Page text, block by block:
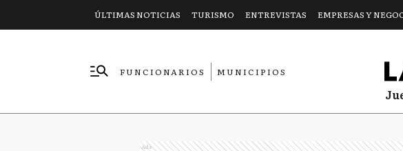
ÚLTIMAS NOTICIAS TURISMO ENTREVISTAS EMPRESAS Y
FUNCIONARIOS
MUNICIPIOS
Ads